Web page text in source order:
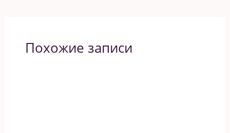
Похожие записи